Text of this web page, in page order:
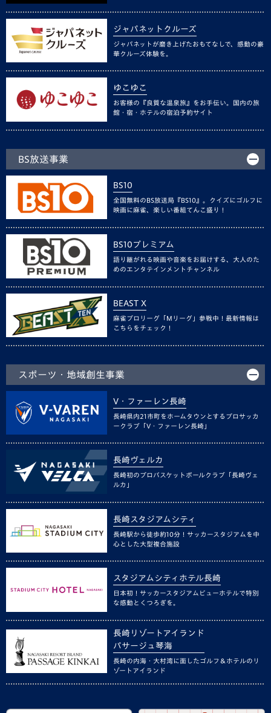
ジャパネットクルーズ
ジャパネットが磨き上げたおもてなしで、感動の豪
華クルーズ体験を。
ゆこゆこ
お客様の『良質な温泉旅』をお手伝い。国内の旅
館・宿・ホテルの宿泊予約サイト
BS放送事業
BS10
全国無料のBS放送局『BS10』。クイズにゴルフに
映画に麻雀、楽しい番組てんこ盛り！
BS10プレミアム
語り継がれる映画や音楽をお届けする、大人のた
めのエンタテインメントチャンネル
BEAST X
麻雀プロリーグ「Mリーグ」参戦中！最新情報は
こちらをチェック！
スポーツ・地域創生事業
V・ファーレン長崎
長崎県内21市町をホームタウンとするプロサッカ
ークラブ「V・ファーレン長崎」
長崎ヴェルカ
長崎初のプロバスケットボールクラブ「長崎ヴェ
ルカ」
長崎スタジアムシティ
長崎駅から徒歩約10分！サッカースタジアムを中
心とした大型複合施設
スタジアムシティホテル長崎
日本初！サッカースタジアムビューホテルで特別
な感動とくつろぎを。
長崎リゾートアイランド
パサージュ琴海
長崎の内海・大村湾に面したゴルフ＆ホテルのリ
ゾートアイランド